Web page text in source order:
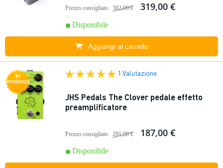
Prezzo consigliato 382,00 € 319,00 €
Disponibile
Aggiungi al carrello
In
evidenza
1 Valutazione
JHS Pedals The Clover pedale effetto
preamplificatore
Prezzo consigliato 291,00 € 187,00 €
Disponibile